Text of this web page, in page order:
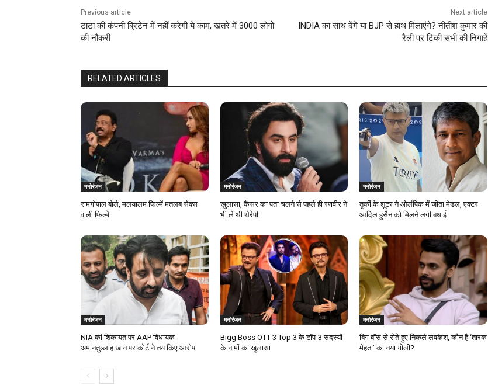
Previous article
टाटा की कंपनी ब्रिटेन में नहीं करेगी ये काम, खतरे में 3000 लोगों
की नौकरी
Next article
INDIA का साथ देंगे या BJP से हाथ मिलाएंगे? नीतीश कुमार की
रैली पर टिकी सभी की निगाहें
RELATED ARTICLES
मनोरंजन
रामगोपाल बोले, मलयालम फिल्में मतलब सेक्स
वाली फिल्में
मनोरंजन
खुलासा, कैंसर का पता चलने से पहले ही रणवीर ने
भी ले थी थेरेपी
मनोरंजन
तुर्की के शूटर ने ओलंपिक में जीता मेडल, एक्टर
आदिल हुसैन को मिलने लगी बधाई
मनोरंजन
NIA की शिकायत पर AAP विधायक
अमानतुल्लाह खान पर कोर्ट ने तय किए आरोप
मनोरंजन
Bigg Boss OTT 3 Top 3 के टॉप-3 सदस्यों
के नामों का खुलासा
मनोरंजन
बिग बॉस से रोते हुए निकले लवकेश, कौन है ‘तारक
मेहता’ का नया गोली?